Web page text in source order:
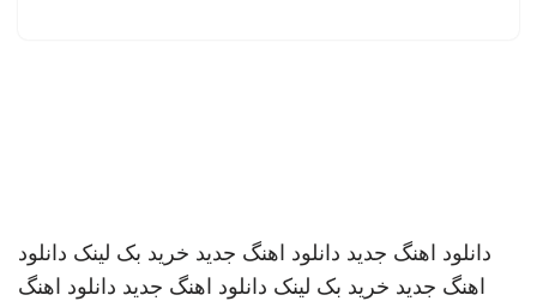
دانلود اهنگ جدید دانلود اهنگ جدید خرید بک لینک دانلود
اهنگ جدید خرید بک لینک دانلود اهنگ جدید دانلود اهنگ